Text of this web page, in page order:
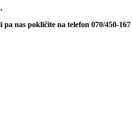
nas pokličite na telefon 070/450-